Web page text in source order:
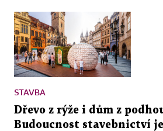
STAVBA
Dřevo z rýže i dům z
Budoucnost stavebnictví